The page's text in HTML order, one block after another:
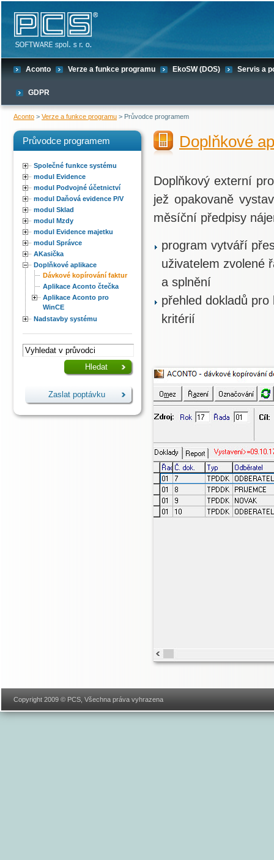
Aconto Verze a funkce programu EkoSW (DOS) Servis a
GDPR
Aconto > Verze a funkce programu > Průvodce programem
Průvodce programem
Společné funkce systému
modul Evidence
modul Podvojné účetnictví
modul Daňová evidence P/V
modul Sklad
modul Mzdy
modul Evidence majetku
modul Správce
AKasička
Doplňkové aplikace
Dávkové kopírování faktur
Aplikace Aconto čtečka
Aplikace Aconto pro
WinCE
Nadstavby systému
Zaslat poptávku
Doplňkové
Doplňkový externí
jež opakovaně
měsíční předpisy
program vytváří
uživatelem zvolené
a splnění
přehled dokladů
kritérií
Copyright 2009 © PCS, Všechna práva vyhrazena